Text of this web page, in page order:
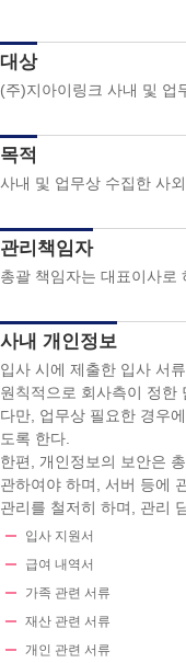
대상
(주)지아이링크 사내 및 업
목적
사내 및 업무상 수집한 사
관리책임자
총괄 책임자는 대표이사로
사내 개인정보
입사 시에 제출한 입사 서
원칙적으로 회사측이 정한
다만, 업무상 필요한 경우
도록 한다.
한편, 개인정보의 보안은
관하여야 하며, 서버 등에
관리를 철저히 하며, 관리
입사 지원서
급여 내역서
가족 관련 서류
재산 관련 서류
개인 관련 서류